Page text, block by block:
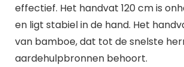
effectief. Het handvat 120 cm is
en ligt stabiel in de hand. Het
van bamboe, dat tot de snelste
aardehulpbronnen behoort.